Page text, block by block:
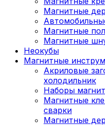
Магнитные
Магнитные
Магнитные
Неокубы
Магнитные
Акриловые
холодильник
Наборы
Магнитные
сварки
Магнитные